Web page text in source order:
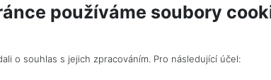
Včetně provize
používáme soubory
o souhlas s jejich zpracováním. Pro následující účel: